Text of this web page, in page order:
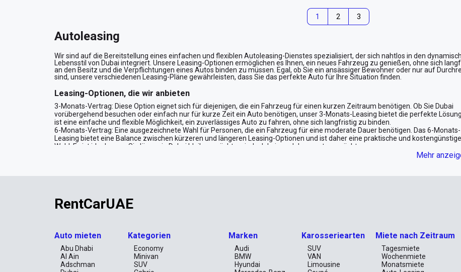
1 2 3
Autoleasing
Wir sind auf die Bereitstellung eines einfachen und flexiblen Autoleasing-Dienstes spezialisiert, der sich nahtlos in den
Lebensstil von Dubai integriert. Unsere Leasing-Optionen ermöglichen es Ihnen, ein neues Fahrzeug zu genießen, ohne sich
an den Besitz und die Verpflichtungen eines Autos binden zu müssen. Egal, ob Sie ein ansässiger Bewohner oder nur auf
sind, unsere verschiedenen Leasing-Pläne gewährleisten, dass Sie das perfekte Auto für Ihre Situation finden.
Leasing-Optionen, die wir anbieten
3-Monats-Vertrag: Diese Option eignet sich für diejenigen, die ein Fahrzeug für einen kurzen Zeitraum benötigen. Ob Sie Dubai
vorübergehend besuchen oder einfach nur für kurze Zeit ein Auto benötigen, unser 3-Monats-Leasing bietet die perfekte
ist eine einfache und flexible Möglichkeit, ein zuverlässiges Auto zu fahren, ohne sich langfristig zu binden.
6-Monats-Vertrag: Eine ausgezeichnete Wahl für Personen, die ein Fahrzeug für eine moderate Dauer benötigen. Das 6-Monats-
Leasing bietet eine Balance zwischen kürzeren und längeren Leasing-Optionen und ist daher eine praktische und kostengünstige
Wahl. Es ist ideal, wenn Sie länger in Dubai bleiben möchten, jedoch keinen Jahresvertrag möchten.
9-Monats-Vertrag: Wenn Sie ein Leasing suchen, das zwischen kurz- und langfristigen Optionen liegt, ist unser 9-Monats-Vertrag
24-Monats-Vertrag: Wenn Sie die längste Leasing-Option suchen, bietet unser 24-Monats-Leasing die größten Einsparungen.
langfristige Leasing ist ideal, wenn Sie eine stabile, kostengünstige Option mit niedrigen monatlichen Zahlungen wünschen.
Was Sie für das Leasing eines Autos benötigen
Identifikation:
Reisepass
UAE-Residenzvisum, Emirates ID (für Einwohner)
Mehr
RentCarUAE
Auto mieten
Abu Dhabi
Al Ain
Adschman
Kategorien
Economy
Minivan
SUV
Marken
Audi
BMW
Hyundai
Karosseriearten
SUV
VAN
Limousine
Miete nach Zeitraum
Tagesmiete
Wochenmiete
Monatsmiete